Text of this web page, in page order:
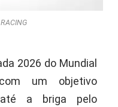
2026 do Mundial
um objetivo
até a briga pelo